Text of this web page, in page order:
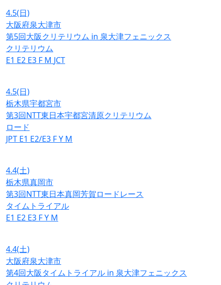
4.5(日)
大阪府泉大津市
第5回大阪クリテリウム in 泉大津フェニックス
クリテリウム
E1 E2 E3 F M JCT
4.5(日)
栃木県宇都宮市
第3回NTT東日本宇都宮清原クリテリウム
ロード
JPT E1 E2/E3 FY M
4.4(土)
栃木県真岡市
第3回NTT東日本真岡芳賀ロードレース
タイムトライアル
E1 E2 E3 FY M
4.4(土)
大阪府泉大津市
第4回大阪タイムトライアル in 泉大津フェニックス